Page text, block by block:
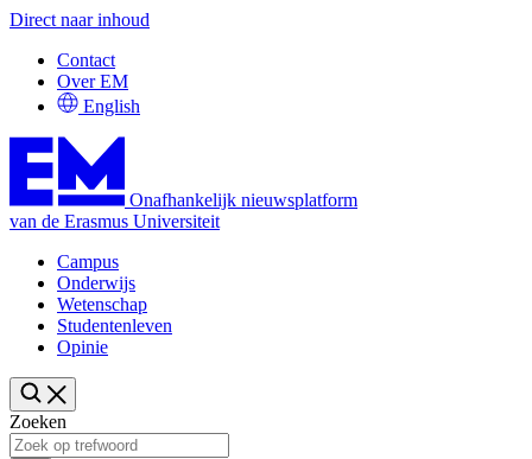
Direct naar inhoud
Contact
Over EM
English
Onafhankelijk nieuwsplatform
van de Erasmus Universiteit
Campus
Onderwijs
Wetenschap
Studentenleven
Opinie
Zoeken